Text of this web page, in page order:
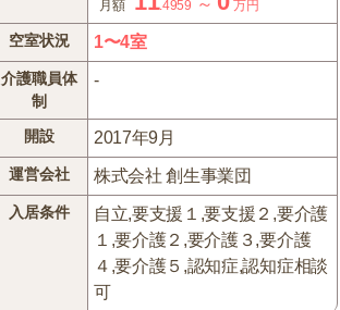
月額
.4959 ～ 万円
空室状況 1〜4室
介護職員体
制
-
開設 2017年9月
運営会社 株式会社 創生事業団
入居条件
自立,要支援１,要支援２,要介護
１,要介護２,要介護３,要介護
４,要介護５,認知症,認知症相談
可